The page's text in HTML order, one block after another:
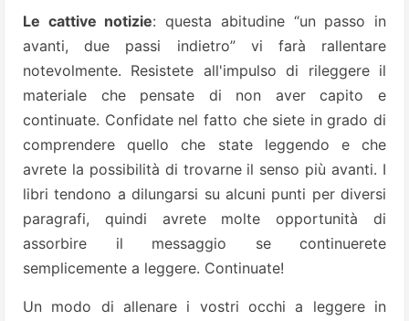
Le cattive notizie: questa abitudine “un passo in
avanti, due passi indietro” vi farà rallentare
notevolmente. Resistete all'impulso di rileggere il
materiale che pensate di non aver capito e
continuate. Confidate nel fatto che siete in grado di
comprendere quello che state leggendo e che
avrete la possibilità di trovarne il senso più avanti. I
libri tendono a dilungarsi su alcuni punti per diversi
paragrafi, quindi avrete molte opportunità di
assorbire il messaggio se continuerete
semplicemente a leggere. Continuate!
Un modo di allenare i vostri occhi a leggere in